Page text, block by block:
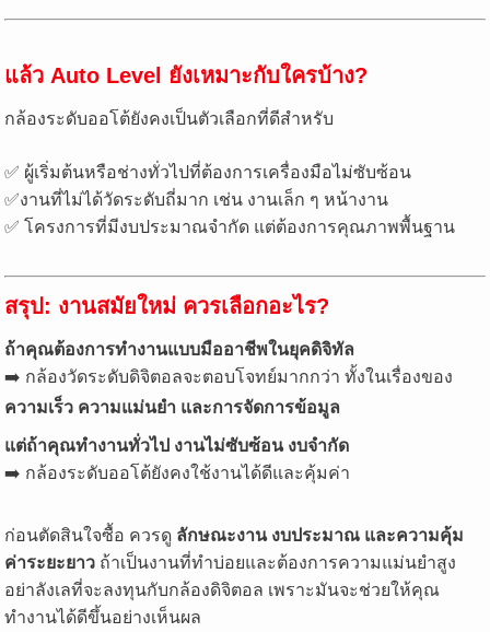
แล้ว Auto Level ยังเหมาะกับใครบ้าง?
กล้องระดับออโต้ยังคงเป็นตัวเลือกที่ดีสำหรับ
✅ ผู้เริ่มต้นหรือช่างทั่วไปที่ต้องการเครื่องมือไม่ซับซ้อน
✅งานที่ไม่ได้วัดระดับถี่มาก เช่น งานเล็ก ๆ หน้างาน
✅ โครงการที่มีงบประมาณจำกัด แต่ต้องการคุณภาพพื้นฐาน
สรุป: งานสมัยใหม่ ควรเลือกอะไร?
ถ้าคุณต้องการทำงานแบบมืออาชีพในยุคดิจิทัล
➡️ กล้องวัดระดับดิจิตอลจะตอบโจทย์มากกว่า ทั้งในเรื่องของ
ความเร็ว ความแม่นยำ และการจัดการข้อมูล
แต่ถ้าคุณทำงานทั่วไป งานไม่ซับซ้อน งบจำกัด
➡️ กล้องระดับออโต้ยังคงใช้งานได้ดีและคุ้มค่า
ก่อนตัดสินใจซื้อ ควรดู ลักษณะงาน งบประมาณ และความคุ้ม
ค่าระยะยาว ถ้าเป็นงานที่ทำบ่อยและต้องการความแม่นยำสูง
อย่าลังเลที่จะลงทุนกับกล้องดิจิตอล เพราะมันจะช่วยให้คุณ
ทำงานได้ดีขึ้นอย่างเห็นผล